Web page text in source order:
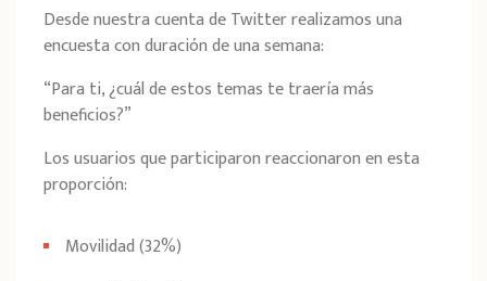
Desde nuestra cuenta de Twitter realizamos una
encuesta con duración de una semana:
“Para ti, ¿cuál de estos temas te traería más
beneficios?”
Los usuarios que participaron reaccionaron en esta
proporción:
Movilidad (32%)